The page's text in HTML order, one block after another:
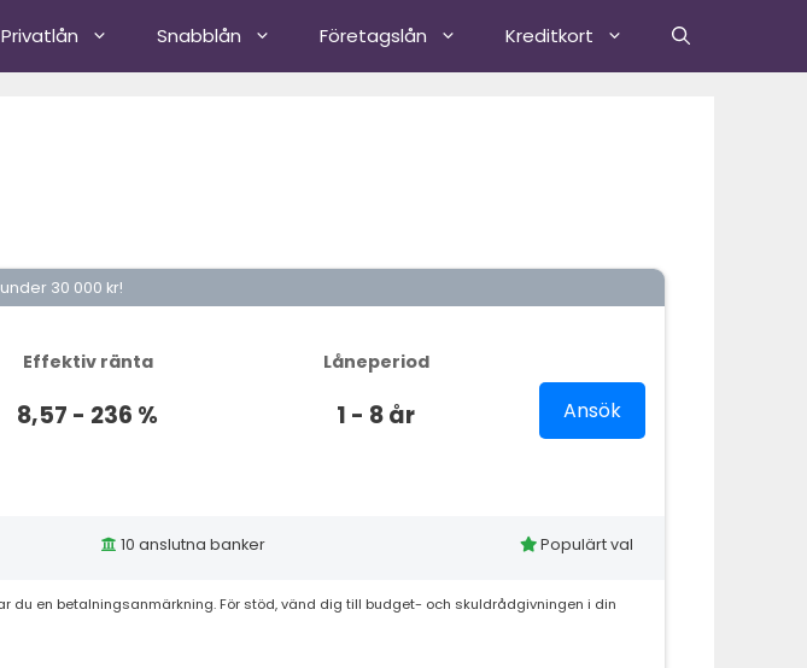
Privatlån Snabblån Företagslån Kreditkort
30 000 kr!
Effektiv ränta
8,57 - 236 %
Låneperiod
1 - 8 år Ansök
10 anslutna banker Populärt val
du en betalningsanmärkning. För stöd, vänd dig till budget- och skuldrådgivningen i din